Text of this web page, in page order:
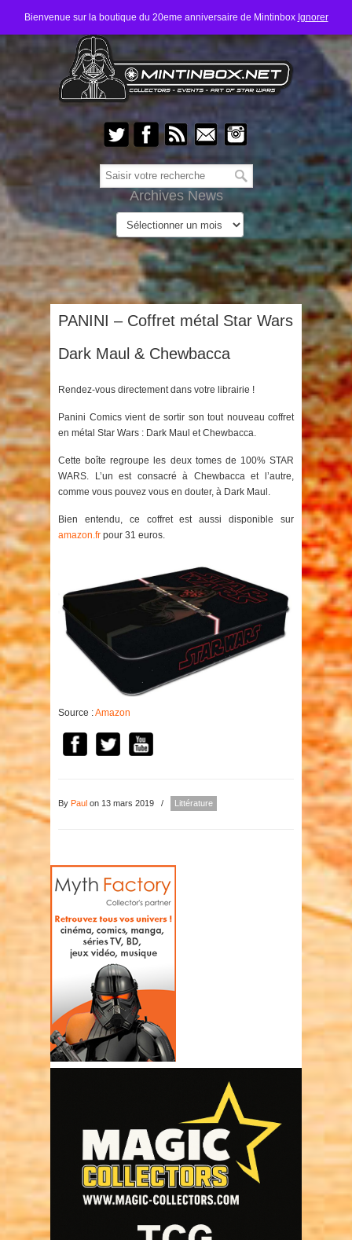
Bienvenue sur la boutique du 20eme anniversaire de Mintinbox Ignorer
Archives News
PANINI – Coffret métal Star Wars
Dark Maul & Chewbacca
Rendez-vous directement dans votre librairie !
Panini Comics vient de sortir son tout nouveau coffret
en métal Star Wars : Dark Maul et Chewbacca.
Cette boîte regroupe les deux tomes de 100% STAR
WARS. L’un est consacré à Chewbacca et l’autre,
comme vous pouvez vous en douter, à Dark Maul.
Bien entendu, ce coffret est aussi disponible sur
amazon.fr pour 31 euros.
Source :Amazon
By Paul on 13 mars 2019 / Littérature